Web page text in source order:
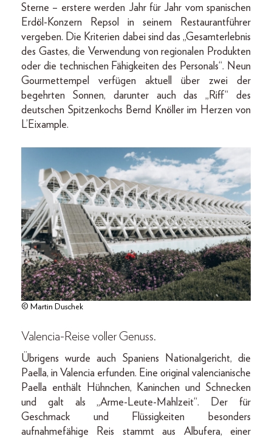
Sterne – erstere werden Jahr für Jahr vom spanischen
Erdöl-Konzern Repsol in seinem Restaurantführer
vergeben. Die Kriterien dabei sind das „Gesamterlebnis
des Gastes, die Verwendung von regionalen Produkten
oder die technischen Fähigkeiten des Personals“. Neun
Gourmettempel verfügen aktuell über zwei der
begehrten Sonnen, darunter auch das „Riff“ des
deutschen Spitzenkochs Bernd Knöller im Herzen von
L’Eixample.
© Martin Duschek
Valencia-Reise voller Genuss.
Übrigens wurde auch Spaniens Nationalgericht, die
Paella, in Valencia erfunden. Eine original valencianische
Paella enthält Hühnchen, Kaninchen und Schnecken
und galt als „Arme-Leute-Mahlzeit“. Der für
Geschmack und Flüssigkeiten besonders
aufnahmefähige Reis stammt aus Albufera, einer